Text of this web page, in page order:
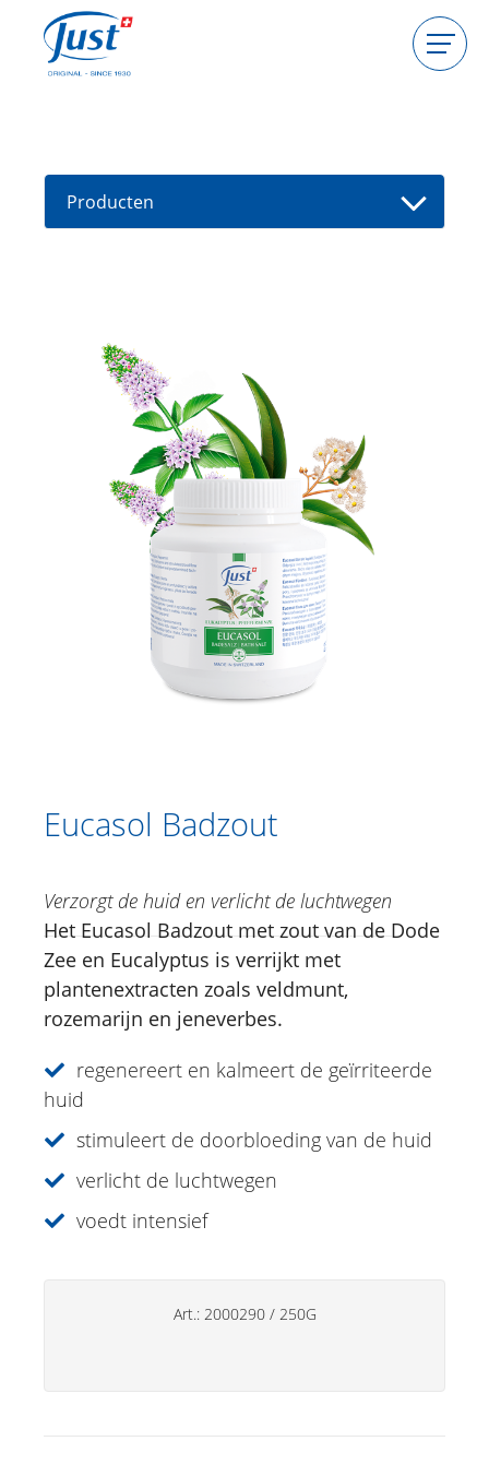
Consulente worden
Gids
Producten
High Light
Massageborstel
Eucasol Badzout
Hooibloem | Edelweiss Schuimbad
Tijm badessence
Jeneverbes badessence
San’Activ-badzout
Haarverzorging
Kruidencrèmes
Gesichtsverzorging
Just for Men
Aromatherapie
Sun Care
Lipverzorging
Eucasol Badzout
Verzorgt de huid en verlicht de luchtwegen
Het Eucasol Badzout met zout van de Dode
Zee en Eucalyptus is verrijkt met
plantenextracten zoals veldmunt,
rozemarijn en jeneverbes.
regenereert en kalmeert de geïrriteerde
huid
stimuleert de doorbloeding van de huid
verlicht de luchtwegen
voedt intensief
Art.: 2000290/ 250G